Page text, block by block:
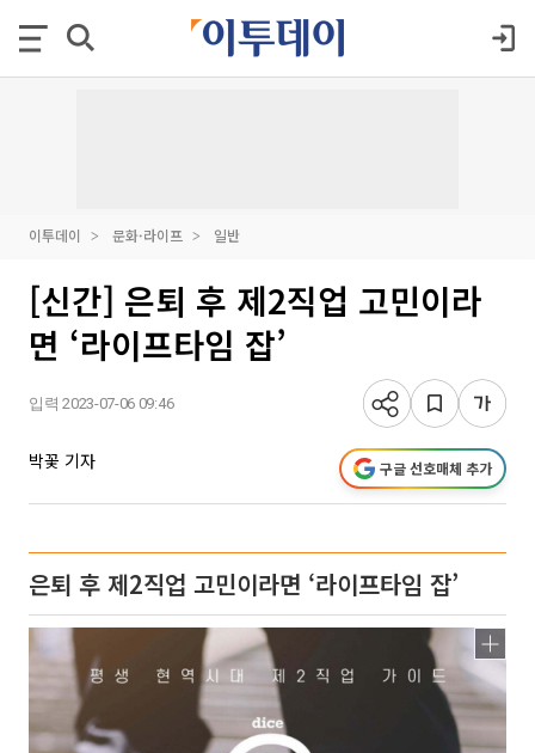
이투데이 문화·라이프 일반
[신간] 은퇴 후 제2직업 고민이라
면 ‘라이프타임 잡’
입력 2023-07-06 09:46
박꽃 기자 구글 선호매체 추가
은퇴 후 제2직업 고민이라면 ‘라이프타임 잡’